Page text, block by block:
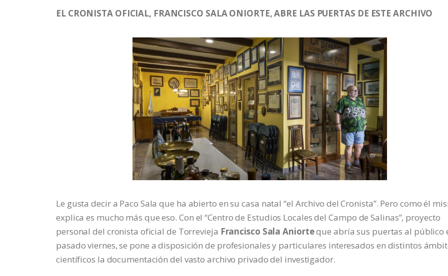
EL CRONISTA OFICIAL, FRANCISCO SALA ONIORTE, ABRE LAS PUERTAS DE ESTE ARCHIVO
Le gusta decir a Paco Sala que ha abierto en su casa natal “el Archivo del Cronista”. Pero como él
explica es mucho más que eso. Con el “Centro de Estudios Locales del Campo de Salinas”, proyecto
personal del cronista oficial de Torrevieja Francisco Sala Aniorteque abría sus puertas al público
pasado viernes, se pone a disposición de profesionales y particulares interesados en distintos
científicos la documentación del vasto archivo privado del investigador.